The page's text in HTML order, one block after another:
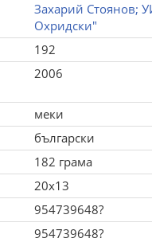
Захарий Стоянов;
Охридски"
192
2006
меки
български
182 грама
20x13
954739648?
954739648?